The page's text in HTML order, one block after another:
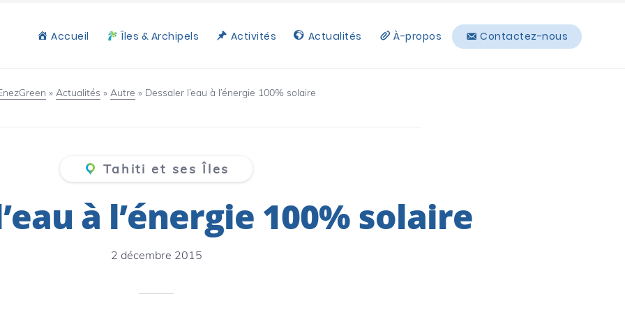
Accueil Îles & Archipels Activités Actualités À-propos Contactez-nous
» Actualités » Autre » Dessaler l’eau à l’énergie 100% solaire
Tahiti et ses Îles
à l’énergie 100% solaire
2 décembre 2015